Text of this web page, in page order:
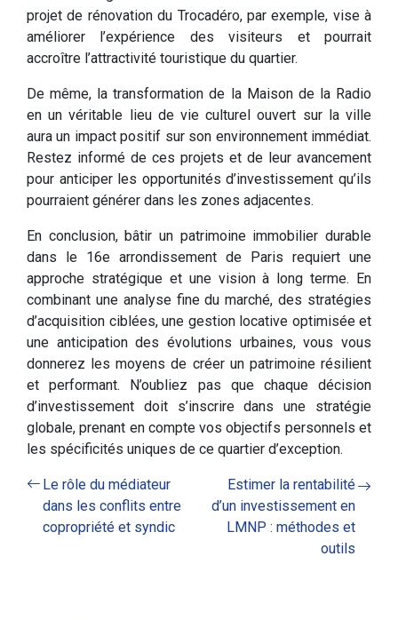
projet de rénovation du Trocadéro, par exemple, vise à
améliorer l’expérience des visiteurs et pourrait
accroître l’attractivité touristique du quartier.
De même, la transformation de la Maison de la Radio
en un véritable lieu de vie culturel ouvert sur la ville
aura un impact positif sur son environnement immédiat.
Restez informé de ces projets et de leur avancement
pour anticiper les opportunités d’investissement qu’ils
pourraient générer dans les zones adjacentes.
En conclusion, bâtir un patrimoine immobilier durable
dans le 16e arrondissement de Paris requiert une
approche stratégique et une vision à long terme. En
combinant une analyse fine du marché, des stratégies
d’acquisition ciblées, une gestion locative optimisée et
une anticipation des évolutions urbaines, vous vous
donnerez les moyens de créer un patrimoine résilient
et performant. N’oubliez pas que chaque décision
d’investissement doit s’inscrire dans une stratégie
globale, prenant en compte vos objectifs personnels et
les spécificités uniques de ce quartier d’exception.
Le rôle du médiateur
dans les conflits entre
copropriété et syndic
Estimer la rentabilité
d’un investissement en
LMNP : méthodes et
outils